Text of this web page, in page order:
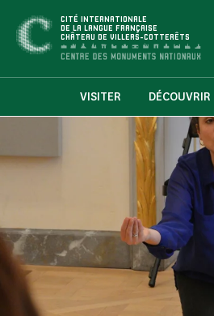
CITÉ INTERNATIONALE
DE LA LANGUE FRANÇAISE
CHÂTEAU DE VILLERS-COTTERÊTS
VISITER DÉCOUVRIR